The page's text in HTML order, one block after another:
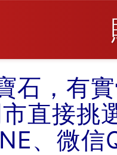
石，有
直接挑
、微信